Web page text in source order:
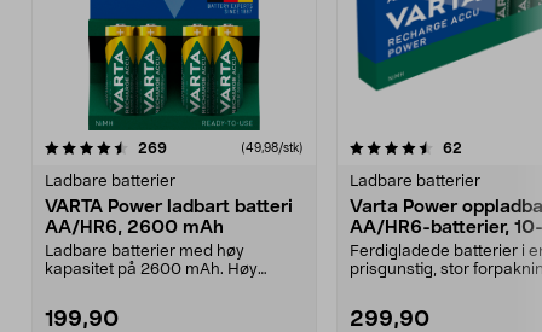
269anmeldelser(49,98/stk)
Ladbare batterier
VARTA Power ladbart batteri
AA/HR6, 2600 mAh
Ladbare batterier med høy
kapasitet på 2600 mAh. Høy
199,90
4.5av 5 stjerner 62
Ladbare batterier
Varta Power
AA/HR6-batterier, 10-
pakning
Ferdigladede batterier i
prisgunstig, stor
299,90
4.0av 5 stjerner